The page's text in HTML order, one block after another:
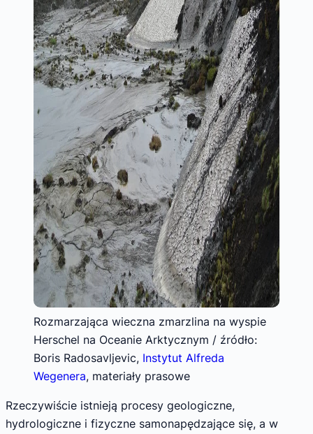
Rozmarzająca wieczna zmarzlina na wyspie
Herschel na Oceanie Arktycznym / źródło:
Boris Radosavljevic, Instytut Alfreda
Wegenera, materiały prasowe
Rzeczywiście istnieją procesy geologiczne,
hydrologiczne i fizyczne samonapędzające się, a w